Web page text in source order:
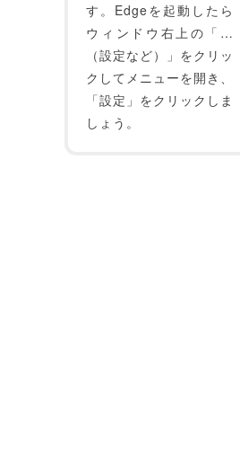
す。Edgeを起動したら
ウィンドウ右上の「…
（設定など）」をクリッ
クしてメニューを開き、
「設定」をクリックしま
しょう。